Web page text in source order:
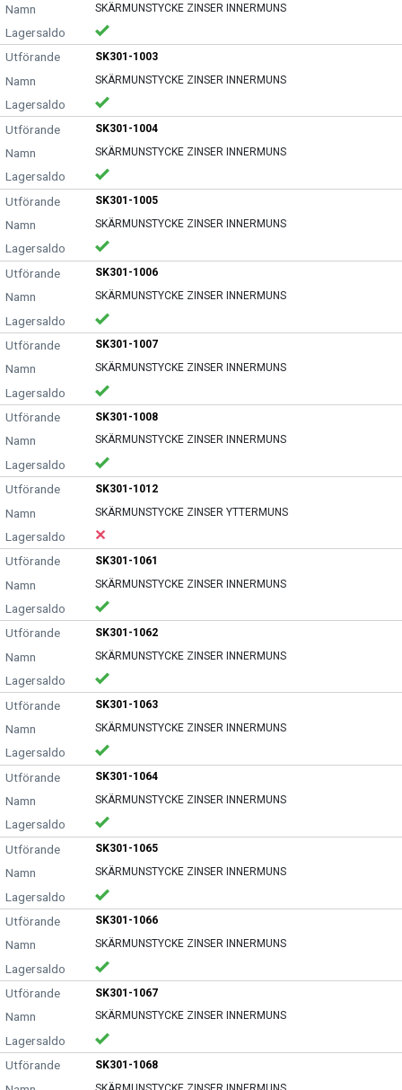
SKÄRMUNSTYCKE ZINSER INNERMUNS
SK301-1003
SKÄRMUNSTYCKE ZINSER INNERMUNS
SK301-1004
SKÄRMUNSTYCKE ZINSER INNERMUNS
SK301-1005
SKÄRMUNSTYCKE ZINSER INNERMUNS
SK301-1006
SKÄRMUNSTYCKE ZINSER INNERMUNS
SK301-1007
SKÄRMUNSTYCKE ZINSER INNERMUNS
SK301-1008
SKÄRMUNSTYCKE ZINSER INNERMUNS
SK301-1012
SKÄRMUNSTYCKE ZINSER YTTERMUNS
SK301-1061
SKÄRMUNSTYCKE ZINSER INNERMUNS
SK301-1062
SKÄRMUNSTYCKE ZINSER INNERMUNS
SK301-1063
SKÄRMUNSTYCKE ZINSER INNERMUNS
SK301-1064
SKÄRMUNSTYCKE ZINSER INNERMUNS
SK301-1065
SKÄRMUNSTYCKE ZINSER INNERMUNS
SK301-1066
SKÄRMUNSTYCKE ZINSER INNERMUNS
SK301-1067
SKÄRMUNSTYCKE ZINSER INNERMUNS
SK301-1068